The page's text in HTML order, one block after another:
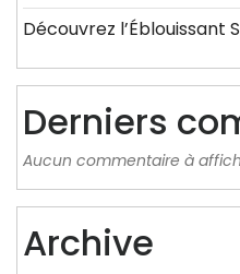
Découvrez l’Éblouissant
Derniers
Aucun commentaire à
Archive